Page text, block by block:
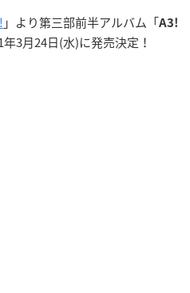
」より第三部前半アルバム「A3!
年3月24日(水)に発売決定！